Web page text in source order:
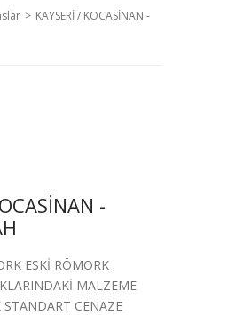
> KAYSERİ / KOCASİNAN -
-
ESKİ RÖMORK
MALZEME
STANDART CENAZE